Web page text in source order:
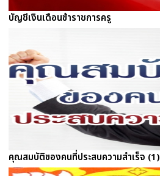
บัญชีเงินเดือนข้าราชการครู
คุณสมบัติของคนที่ประสบความสำเร็จ (1)